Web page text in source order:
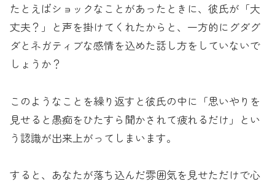
たとえばショックなことがあったときに、彼氏が「大
丈夫？」と声を掛けてくれたからと、一方的にグダグ
ダとネガティブな感情を込めた話し方をしていないで
しょうか？
このようなことを繰り返すと彼氏の中に「思いやりを
見せると愚痴をひたすら聞かされて疲れるだけ」とい
う認識が出来上がってしまいます。
すると、あなたが落ち込んだ雰囲気を見せただけで心